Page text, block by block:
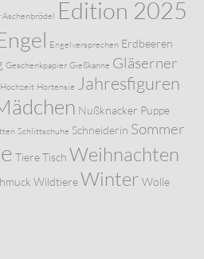
Aschenbrödel Edition 2025
Engelversprechen Erdbeeren
Geschenkpapier Gießkanne Gläserner
Hochzeit Hortensie Jahresfiguren
Nußknacker Puppe
Schlittschuhe Schneiderin Sommer
TiereTisch Weihnachten
WildtiereWinter Wolle